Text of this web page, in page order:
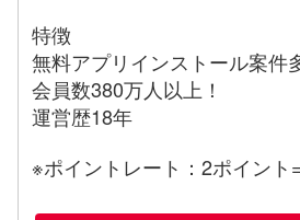
特徴
無料アプリインストール案件
会員数380万人以上！
運営歴18年
※ポイントレート：2ポイント